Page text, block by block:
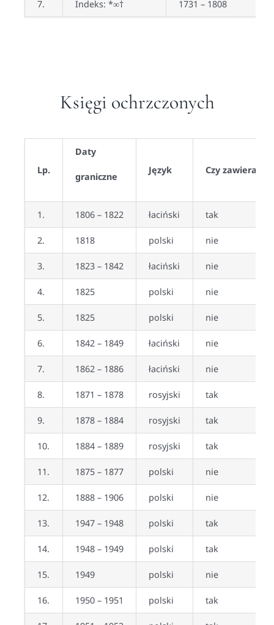
7. Indeks: *∞† 1731 – 1808
Księgi ochrzczonych
Lp.
Daty
graniczne
Język Czy zawiera
1. 1806 – 1822 łaciński tak
2. 1818 polski nie
3. 1823 – 1842 łaciński nie
4. 1825 polski nie
5. 1825 polski nie
6. 1842 – 1849 łaciński nie
7. 1862 – 1886 łaciński nie
8. 1871 – 1878 rosyjski tak
9. 1878 – 1884 rosyjski tak
10. 1884 – 1889 rosyjski tak
11. 1875 – 1877 polski nie
12. 1888 – 1906 polski nie
13. 1947 – 1948 polski tak
14. 1948 – 1949 polski tak
15. 1949 polski nie
16. 1950 – 1951 polski tak